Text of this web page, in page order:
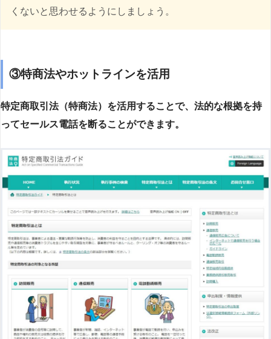
くないと思わせるようにしましょう。
③特商法やホットラインを活用
特定商取引法（特商法）を活用することで、法的な根拠を持
ってセールス電話を断ることができます。